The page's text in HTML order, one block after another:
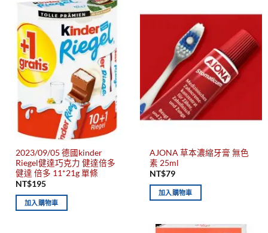
2023/09/05 德國kinder
Riegel健達巧克力 健達倍多
健達 倍多 11*21g 單條
NT$195
加入購物車
AJONA 草本濃縮牙膏 無色
素 25ml
NT$79
加入購物車